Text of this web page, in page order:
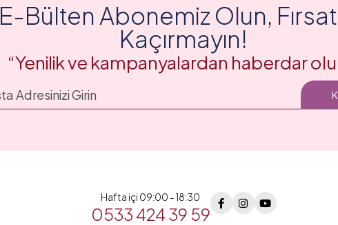
E-Bülten Abonemiz Olun,
Kaçırmayın!
“Yenilik ve kampanyalardan haberdar
Hafta içi 09:00 - 18:30
0533 424 39 59